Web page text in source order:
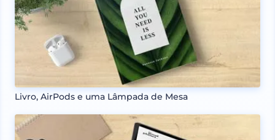
Livro, AirPods e uma Lâmpada de Mesa